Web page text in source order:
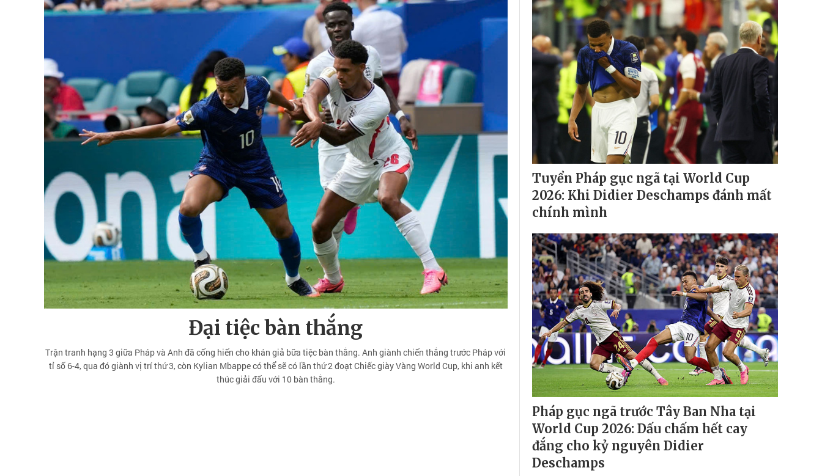
Đại tiệc bàn thắng
Trận tranh hạng 3 giữa Pháp và Anh đã cống hiến cho khán giả bữa tiệc bàn thắng. Anh giành chiến thắng trước Pháp với
tỉ số 6-4, qua đó giành vị trí thứ 3, còn Kylian Mbappe có thể sẽ có lần thứ 2 đoạt Chiếc giày Vàng World Cup, khi anh kết
thúc giải đấu với 10 bàn thắng.
Tuyển Pháp gục ngã tại World Cup
2026: Khi Didier Deschamps đánh mất
chính mình
Pháp gục ngã trước Tây Ban Nha tại
World Cup 2026: Dấu chấm hết cay
đắng cho kỷ nguyên Didier
Deschamps